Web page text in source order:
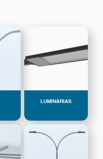
LUMINÁRIAS